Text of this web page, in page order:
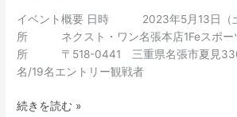
イベント概要 日時 2023年5月13日（
所 ネクスト・ワン名張本店1Feスポー
所 〒518-0441 三重県名張市夏見
名/19名エントリー観戦者
イ
ン
2023
年
月
続きを読む »